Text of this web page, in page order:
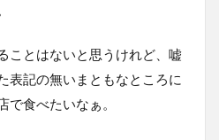
ことはないと思うけれど、嘘
表記の無いまともなところに
で食べたいなぁ。